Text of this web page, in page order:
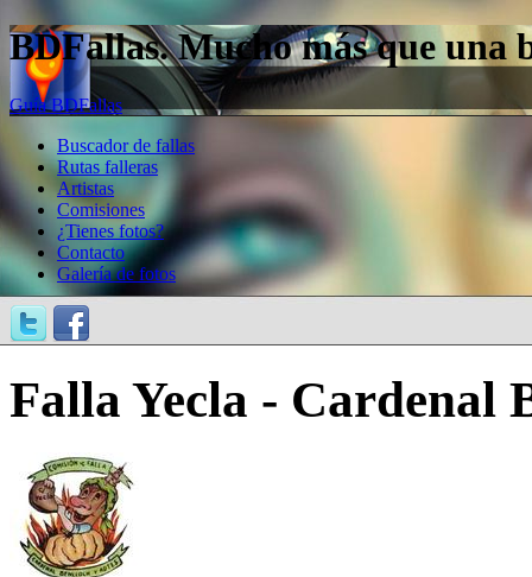
BDFallas. Mucho más que una
Guía BDFallas
Buscador de fallas
Rutas falleras
Artistas
Comisiones
¿Tienes fotos?
Contacto
Galería de fotos
Falla Yecla - Cardenal